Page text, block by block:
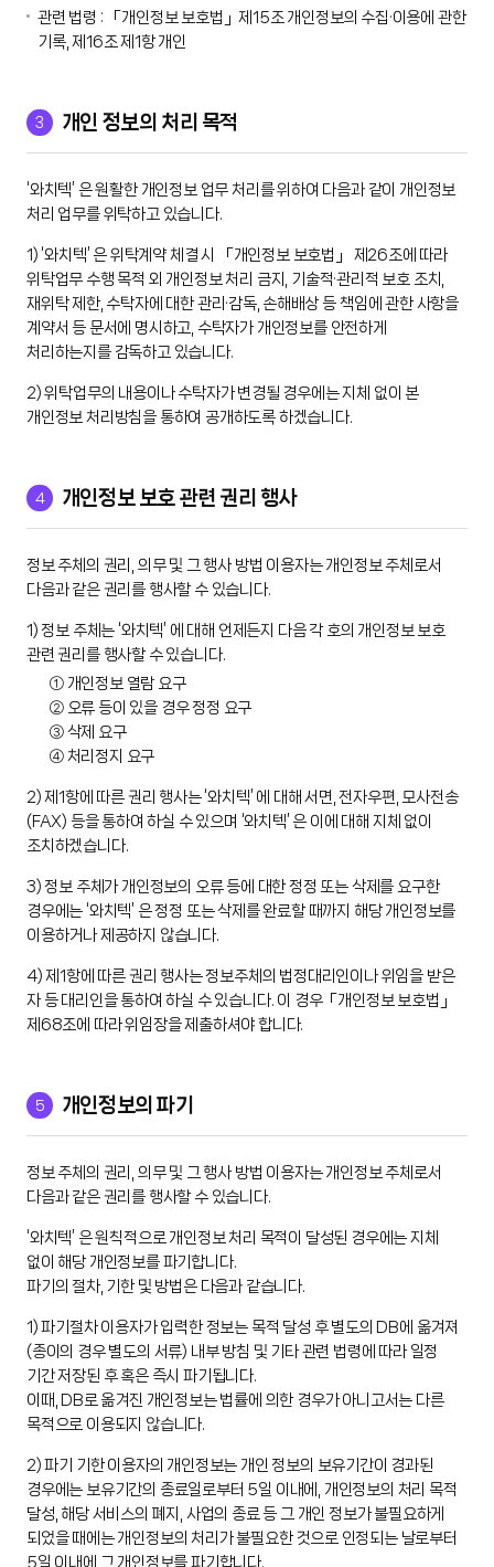
관련 법령 : 「개인정보 보호법」제15조 개인정보의 수집·이용에 관한
기록, 제16조 제1항 개인
3 개인 정보의 처리 목적
‘와치텍’ 은 원활한 개인정보 업무 처리를 위하여 다음과 같이 개인정보
처리 업무를 위탁하고 있습니다.
1) ‘와치텍’ 은 위탁계약 체결 시 「개인정보 보호법」 제26조에 따라
위탁업무 수행 목적 외 개인정보 처리 금지, 기술적·관리적 보호 조치,
재위탁 제한, 수탁자에 대한 관리·감독, 손해배상 등 책임에 관한 사항을
계약서 등 문서에 명시하고, 수탁자가 개인정보를 안전하게
처리하는지를 감독하고 있습니다.
2) 위탁업무의 내용이나 수탁자가 변경될 경우에는 지체 없이 본
개인정보 처리방침을 통하여 공개하도록 하겠습니다.
4 개인정보 보호 관련 권리 행사
정보 주체의 권리, 의무 및 그 행사 방법 이용자는 개인정보 주체로서
다음과 같은 권리를 행사할 수 있습니다.
1) 정보 주체는 ‘와치텍’ 에 대해 언제든지 다음 각 호의 개인정보 보호
관련 권리를 행사할 수 있습니다.
① 개인정보 열람 요구
② 오류 등이 있을 경우 정정 요구
③ 삭제 요구
④ 처리정지 요구
2) 제1항에 따른 권리 행사는 ‘와치텍’ 에 대해 서면, 전자우편, 모사전송
(FAX) 등을 통하여 하실 수 있으며 ‘와치텍’ 은 이에 대해 지체 없이
조치하겠습니다.
3) 정보 주체가 개인정보의 오류 등에 대한 정정 또는 삭제를 요구한
경우에는 ‘와치텍’ 은 정정 또는 삭제를 완료할 때까지 해당 개인정보를
이용하거나 제공하지 않습니다.
4) 제1항에 따른 권리 행사는 정보주체의 법정대리인이나 위임을 받은
자 등 대리인을 통하여 하실 수 있습니다. 이 경우「개인정보 보호법」
제68조에 따라 위임장을 제출하셔야 합니다.
5 개인정보의 파기
정보 주체의 권리, 의무 및 그 행사 방법 이용자는 개인정보 주체로서
다음과 같은 권리를 행사할 수 있습니다.
‘와치텍’ 은 원칙적으로 개인정보 처리 목적이 달성된 경우에는 지체
없이 해당 개인정보를 파기합니다.
파기의 절차, 기한 및 방법은 다음과 같습니다.
1) 파기절차 이용자가 입력한 정보는 목적 달성 후 별도의 DB에 옮겨져
(종이의 경우 별도의 서류) 내부 방침 및 기타 관련 법령에 따라 일정
기간 저장된 후 혹은 즉시 파기됩니다.
이때, DB로 옮겨진 개인정보는 법률에 의한 경우가 아니고서는 다른
목적으로 이용되지 않습니다.
2) 파기 기한 이용자의 개인정보는 개인 정보의 보유기간이 경과된
경우에는 보유기간의 종료일로부터 5일 이내에, 개인정보의 처리 목적
달성, 해당 서비스의 폐지, 사업의 종료 등 그 개인 정보가 불필요하게
되었을 때에는 개인정보의 처리가 불필요한 것으로 인정되는 날로부터
5일 이내에 그 개인정보를 파기합니다.